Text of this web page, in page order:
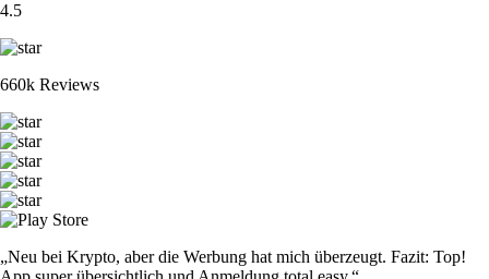
4.5
660k Reviews
„Neu bei Krypto, aber die Werbung hat mich überzeugt. Fazit: Top!